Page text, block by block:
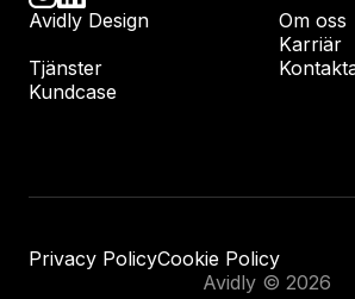
Avidly Design
Om oss
Karriär
Tjänster
Kundcase
Privacy PolicyCookie Policy
Avidly © 2026